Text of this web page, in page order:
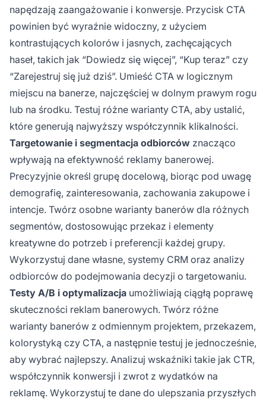
napędzają zaangażowanie i konwersje. Przycisk CTA
powinien być wyraźnie widoczny, z użyciem
kontrastujących kolorów i jasnych, zachęcających
haseł, takich jak “Dowiedz się więcej”, “Kup teraz” czy
“Zarejestruj się już dziś”. Umieść CTA w logicznym
miejscu na banerze, najczęściej w dolnym prawym rogu
lub na środku. Testuj różne warianty CTA, aby ustalić,
które generują najwyższy współczynnik klikalności.
Targetowanie i segmentacja odbiorców znacząco
wpływają na efektywność reklamy banerowej.
Precyzyjnie określ grupę docelową, biorąc pod uwagę
demografię, zainteresowania, zachowania zakupowe i
intencje. Twórz osobne warianty banerów dla różnych
segmentów, dostosowując przekaz i elementy
kreatywne do potrzeb i preferencji każdej grupy.
Wykorzystuj dane własne, systemy CRM oraz analizy
odbiorców do podejmowania decyzji o targetowaniu.
Testy A/B i optymalizacja umożliwiają ciągłą poprawę
skuteczności reklam banerowych. Twórz różne
warianty banerów z odmiennym projektem, przekazem,
kolorystyką czy CTA, a następnie testuj je jednocześnie,
aby wybrać najlepszy. Analizuj wskaźniki takie jak CTR,
współczynnik konwersji i zwrot z wydatków na
reklamę. Wykorzystuj te dane do ulepszania przyszłych